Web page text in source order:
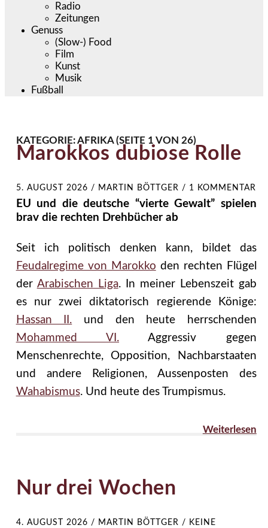
Radio
Zeitungen
Genuss
(Slow-) Food
Film
Kunst
Musik
Fußball
KATEGORIE:AFRIKA (SEITE 1 VON 26)
Marokkos dubiose Rolle
5. AUGUST 2026 / MARTIN BÖTTGER / 1 KOMMENTAR
EU und die deutsche “vierte Gewalt” spielen
brav die rechten Drehbücher ab
Seit ich politisch denken kann, bildet das
Feudalregime von Marokko den rechten Flügel
der Arabischen Liga. In meiner Lebenszeit gab
es nur zwei diktatorisch regierende Könige:
Hassan II. und den heute herrschenden
Mohammed VI. Aggressiv gegen
Menschenrechte, Opposition, Nachbarstaaten
und andere Religionen, Aussenposten des
Wahabismus. Und heute des Trumpismus.
Weiterlesen
Nur drei Wochen
4. AUGUST 2026 / MARTIN BÖTTGER /
KEINE